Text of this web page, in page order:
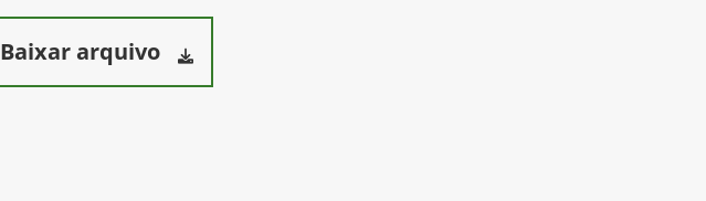
Baixar arquivo